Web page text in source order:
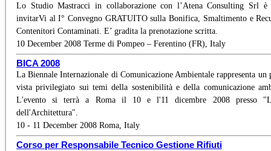
Lo Studio Mastracci in collaborazione con l’Atena Consulting Srl
invitarVi al I° Convegno GRATUITO sulla Bonifica, Smaltimento e
Contenitori Contaminati. E’ gradita la prenotazione scritta.
10 December 2008 Terme di Pompeo – Ferentino (FR), Italy
BICA 2008
La Biennale Internazionale di Comunicazione Ambientale rappresenta un
vista privilegiato sui temi della sostenibilità e della comunicazione
L'evento si terrà a Roma il 10 e l'11 dicembre 2008 presso
dell'Architettura".
10 - 11 December 2008 Roma, Italy
Corso per Responsabile Tecnico Gestione Rifiuti